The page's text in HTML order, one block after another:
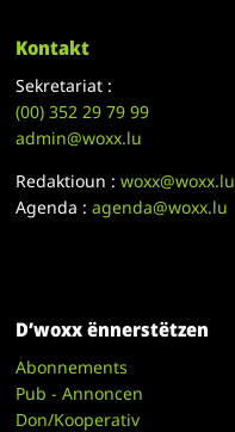
Kontakt
Sekretariat :
(00)352 29 79 99
admin@woxx.lu
Redaktioun :woxx@woxx.lu
Agenda :agenda@woxx.lu
D’woxx ënnerstëtzen
Abonnements
Pub - Annoncen
Don/Kooperativ